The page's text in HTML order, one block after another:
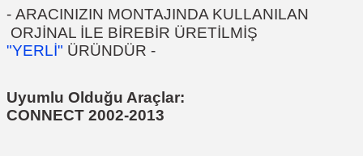
- ARACINIZIN MONTAJINDA KULLANILAN
ORJİNAL İLE BİREBİR ÜRETİLMİŞ
"YERLİ" ÜRÜNDÜR -
Uyumlu Olduğu Araçlar:
CONNECT 2002-2013